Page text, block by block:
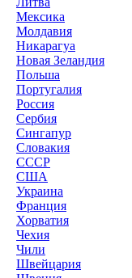
Мексика
Молдавия
Никарагуа
Новая Зеландия
Польша
Португалия
Россия
Сербия
Сингапур
Словакия
СССР
США
Украина
Франция
Хорватия
Чехия
Чили
Швейцария